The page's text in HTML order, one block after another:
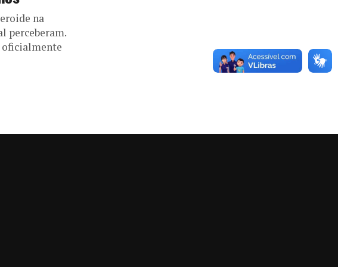
na
perceberam.
oficialmente